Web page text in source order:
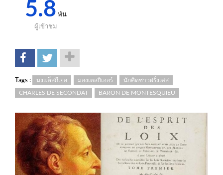
5.8 พัน
ผู้เข้าชม
Tags : มงแต็สกีเยอ มองเตสกิเออร์ นักคิดชาวฝรั่งเศส
CHARLES DE SECONDAT BARON DE MONTESQUIEU